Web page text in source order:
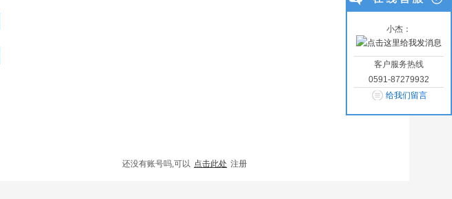
还没有账号吗,可以 点击此处 注册
小杰：
客户服务热线
0591-87279932
给我们留言